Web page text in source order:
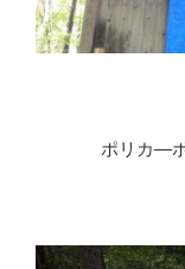
ポリカ―